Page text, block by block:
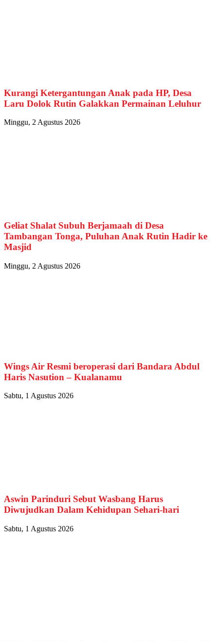
Kurangi Ketergantungan Anak pada HP, Desa
Laru Dolok Rutin Galakkan Permainan Leluhur
Minggu, 2 Agustus 2026
Geliat Shalat Subuh Berjamaah di Desa
Tambangan Tonga, Puluhan Anak Rutin Hadir ke
Masjid
Minggu, 2 Agustus 2026
Wings Air Resmi beroperasi dari Bandara Abdul
Haris Nasution – Kualanamu
Sabtu, 1 Agustus 2026
Aswin Parinduri Sebut Wasbang Harus
Diwujudkan Dalam Kehidupan Sehari-hari
Sabtu, 1 Agustus 2026